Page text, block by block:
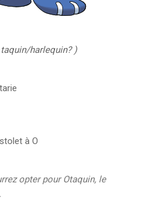
harlequin? )
à O
opter pour Otaquin, le